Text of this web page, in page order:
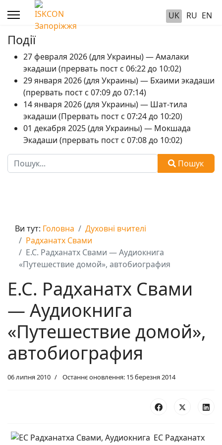
UK RU EN
Події
27 февраля 2026 (для Украины) — Амалаки
экадаши (прервать пост с 06:22 до 10:02)
29 января 2026 (для Украины) — Бхаими экадаши
(прервать пост с 07:09 до 07:14)
14 января 2026 (для Украины) — Шат-тила
экадаши (Прервать пост с 07:24 до 10:20)
01 декабря 2025 (для Украины) — Мокшада
Экадаши (прервать пост с 07:08 до 10:02)
Пошук
Пошук
Ви тут: Головна
Духовні вчителі
Радханатх Свами
Е.С. Радханатх Свами — Аудиокнига
«Путешествие домой», автобиография
Е.С. Радханатх Свами
— Аудиокнига
«Путешествие домой»,
автобиография
06 липня 2010 Останнє оновлення: 15 березня 2014
ЕС Радханатх